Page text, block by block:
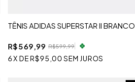
TÊNIS ADIDAS SUPERSTAR II BRANCO
R$569,99 R$599,99
6X DER$95,00 SEM JUROS